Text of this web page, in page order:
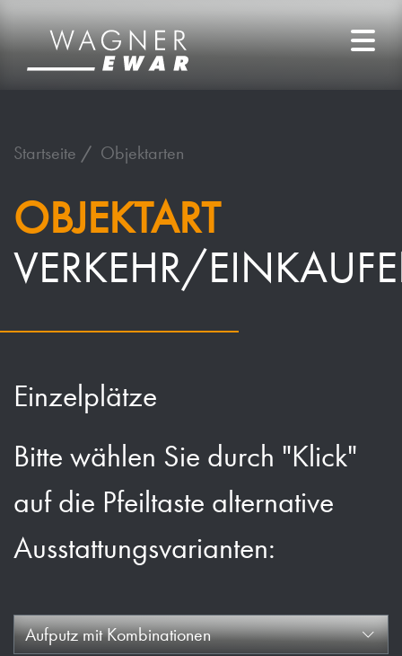
Startseite Objektarten
OBJEKTART
VERKEHR/
Einzelplätze
Bitte wählen Sie durch "Klick"
auf die Pfeiltaste alternative
Ausstattungsvarianten:
Aufputz mit Kombinationen